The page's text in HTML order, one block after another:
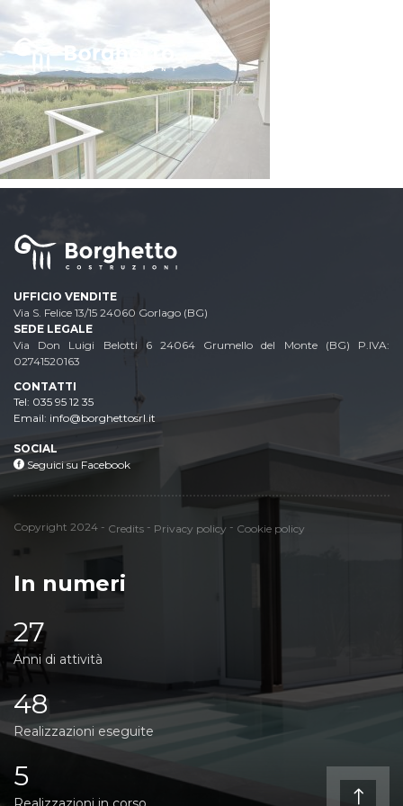
UFFICIO VENDITE
Via S. Felice 13/15 24060 Gorlago (BG)
SEDE LEGALE
Via Don Luigi Belotti 6 24064 Grumello del Monte (BG) P.IVA:
02741520163
CONTATTI
035 95 12 35
Email: info@borghettosrl.it
Email: info@borghettosrl.it
SOCIAL
Seguici su Facebook
Seguici su Facebook
Copyright 2024 - Credits - Privacy policy - Cookie policy
In numeri
27
Anni di attività
48
Realizzazioni eseguite
5